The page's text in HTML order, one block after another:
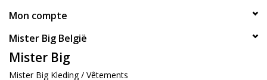
Mon compte
Mister Big België
Mister Big
Mister Big Kleding / Vêtements